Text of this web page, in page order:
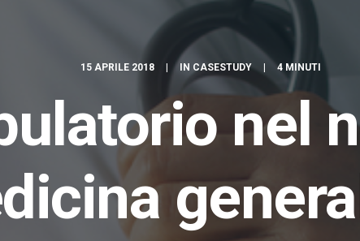
15 APRILE 2018 IN CASESTUDY 4 MINUTI
nel